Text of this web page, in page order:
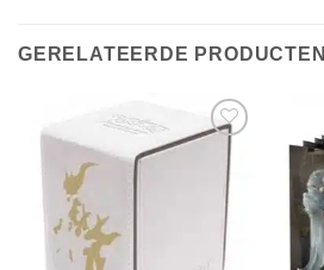
GERELATEERDE PRODUCTEN